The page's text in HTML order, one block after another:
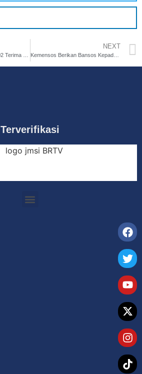
NEXT
Terverifikasi